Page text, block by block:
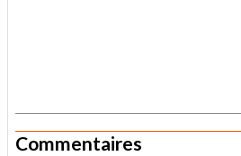
Commentaires